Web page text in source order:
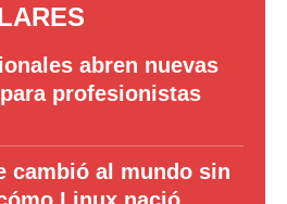
abren nuevas
profesionistas
cambió al mundo sin